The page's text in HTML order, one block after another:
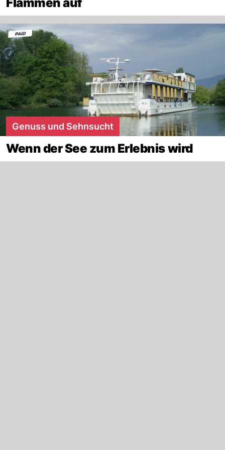
Genuss und Sehnsucht
Wenn der See zum Erlebnis wird